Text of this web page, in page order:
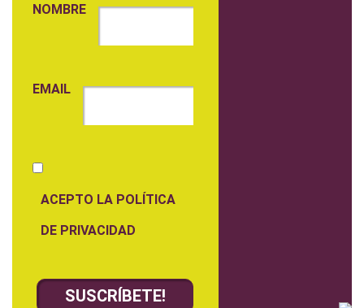
NOMBRE
EMAIL
ACEPTO LA POLÍTICA
DE PRIVACIDAD